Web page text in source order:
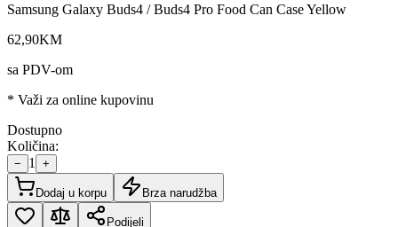
Samsung Galaxy Buds4 / Buds4 Pro Food Can Case Yellow
62,90KM
sa PDV-om
* Važi za online kupovinu
Dostupno
Količina:
− 1 +
Dodaj u korpu Brza narudžba
Podijeli